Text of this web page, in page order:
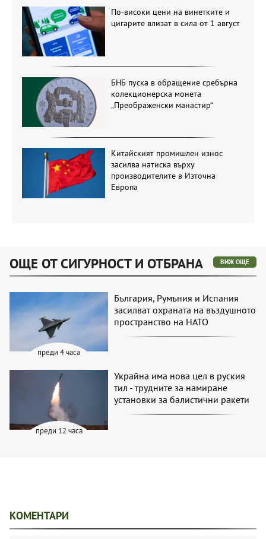
По-високи цени на винетките и
цигарите влизат в сила от 1 август
БНБ пуска в обращение сребърна
колекционерска монета
„Преображенски манастир“
Китайският промишлен износ
засилва натиска върху
производителите в Източна
Европа
ОЩЕ ОТ СИГУРНОСТ И ОТБРАНА ВИЖ ОЩЕ
преди 4 часа
България, Румъния и Испания
засилват охраната на въздушното
пространство на НАТО
преди 12 часа
Украйна има нова цел в руския
тил - трудните за намиране
установки за балистични ракети
КОМЕНТАРИ